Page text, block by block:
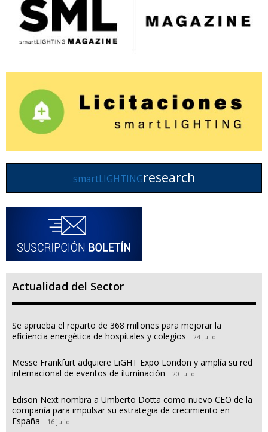
smartLIGHTINGresearch
Actualidad del Sector
Se aprueba el reparto de 368 millones para mejorar la
eficiencia energética de hospitales y colegios
24 julio
Messe Frankfurt adquiere LiGHT Expo London y amplía su red
internacional de eventos de iluminación
20 julio
Edison Next nombra a Umberto Dotta como nuevo CEO de la
compañía para impulsar su estrategia de crecimiento en
España
16 julio